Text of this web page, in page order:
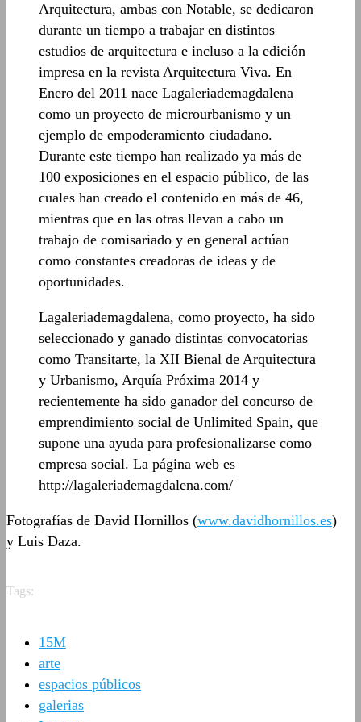
Arquitectura, ambas con Notable, se dedicaron
durante un tiempo a trabajar en distintos
estudios de arquitectura e incluso a la edición
impresa en la revista Arquitectura Viva. En
Enero del 2011 nace Lagaleriademagdalena
como un proyecto de microurbanismo y un
ejemplo de empoderamiento ciudadano.
Durante este tiempo han realizado ya más de
100 exposiciones en el espacio público, de las
cuales han creado el contenido en más de 46,
mientras que en las otras llevan a cabo un
trabajo de comisariado y en general actúan
como constantes creadoras de ideas y de
oportunidades.
Lagaleriademagdalena, como proyecto, ha sido
seleccionado y ganado distintas convocatorias
como Transitarte, la XII Bienal de Arquitectura
y Urbanismo, Arquía Próxima 2014 y
recientemente ha sido ganador del concurso de
emprendimiento social de Unlimited Spain, que
supone una ayuda para profesionalizarse como
empresa social. La página web es
http://lagaleriademagdalena.com/
Fotografías de David Hornillos (www.davidhornillos.es)
y Luis Daza.
Tags:
15M
arte
espacios públicos
galerias